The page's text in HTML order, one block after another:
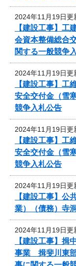
2024年11月19日更
【建設工事】
会資本整備総合
関する一般競争
2024年11月19日更
【建設工事】
安全交付金（雪
競争入札公告
2024年11月19日更
【建設工事】
安全交付金（雪
競争入札公告
2024年11月19日更
【建設工事】
業）（債務）寺
2024年11月19日更
【建設工事】
事業 揖斐川東